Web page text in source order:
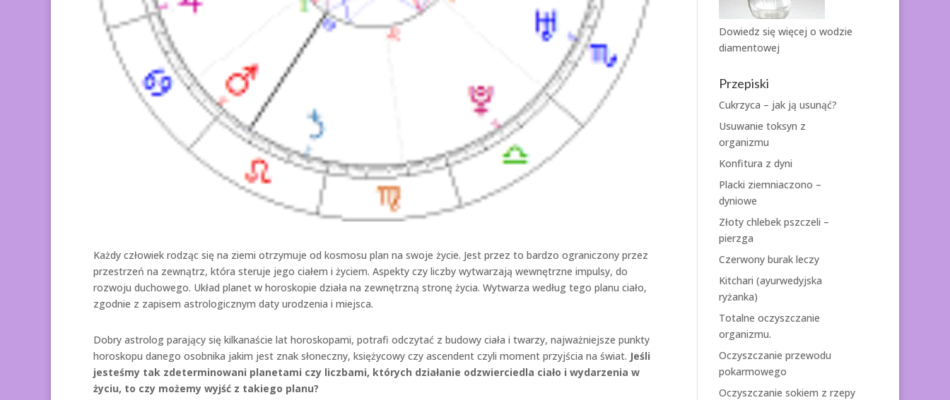
Każdy człowiek rodząc się na ziemi otrzymuje od kosmosu plan na swoje życie. Jest przez to bardzo ograniczony przez
przestrzeń na zewnątrz, która steruje jego ciałem i życiem. Aspekty czy liczby wytwarzają wewnętrzne impulsy, do
rozwoju duchowego. Układ planet w horoskopie działa na zewnętrzną stronę życia. Wytwarza według tego planu ciało,
zgodnie z zapisem astrologicznym daty urodzenia i miejsca.
Dobry astrolog parający się kilkanaście lat horoskopami, potrafi odczytać z budowy ciała i twarzy, najważniejsze punkty
horoskopu danego osobnika jakim jest znak słoneczny, księżycowy czy ascendent czyli moment przyjścia na świat. Jeśli
jesteśmy tak zdeterminowani planetami czy liczbami, których działanie odzwierciedla ciało i wydarzenia w
życiu, to czy możemy wyjść z takiego planu?
Dowiedz się więcej o wodzie
diamentowej
Przepiski
Cukrzyca – jak ją usunąć?
Usuwanie toksyn z
organizmu
Konfitura z dyni
Placki ziemniaczono –
dyniowe
Złoty chlebek pszczeli –
pierzga
Czerwony burak leczy
Kitchari (ayurwedyjska
ryżanka)
Totalne oczyszczanie
organizmu.
Oczyszczanie przewodu
pokarmowego
Oczyszczanie sokiem z rzepy